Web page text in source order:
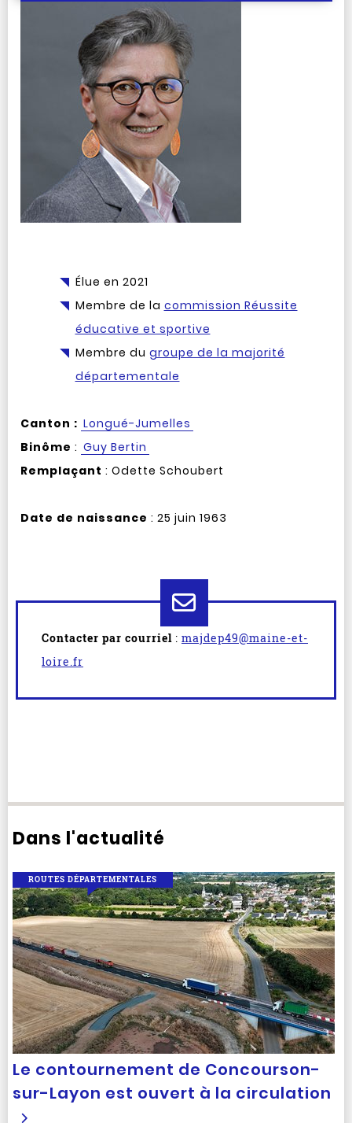
Contacter par courriel : majdep49@maine-et-
loire.fr
Élue en 2021
Membre de la commission Réussite
éducative et sportive
Membre du groupe de la majorité
départementale
Canton : Longué-Jumelles
Binôme : Guy Bertin
Remplaçant : Odette Schoubert
Date de naissance : 25 juin 1963
Dans l'actualité
Le contournement de Concourson-
sur-Layon est ouvert à la circulation
ROUTES DÉPARTEMENTALES